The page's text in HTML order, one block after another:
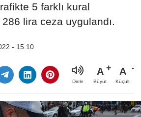
5 farklı kural
lira ceza uygulandı.
- 15:10
Dinle
A
Büyüt
A
Küçült